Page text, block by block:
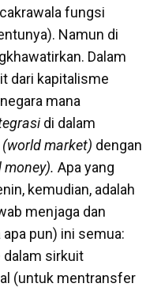
fungsi
Namun di
Dalam
dari kapitalisme
mana
di dalam
(world market) dengan
money). Apa yang
kemudian, adalah
menjaga dan
pun) ini semua:
dalam sirkuit
(untuk mentransfer